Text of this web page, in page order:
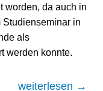
worden, da auch in
in
als
werden konnte.
weiterlesen →